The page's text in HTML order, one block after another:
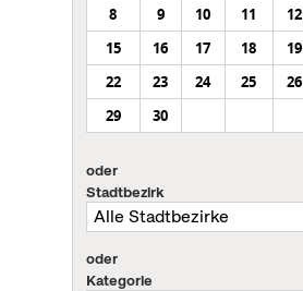
8
9 10 11 12
15
16 17 18 19
22
23 24 25 26
29
30
oder
Stadtbezirk
oder
Kategorie